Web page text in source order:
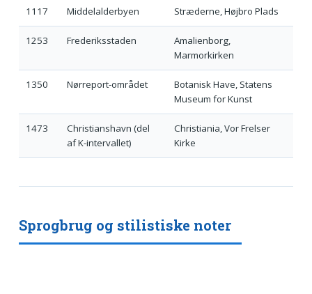
1117 Middelalderbyen Stræderne, Højbro Plads
1253 Frederiksstaden
Amalienborg,
Marmorkirken
1350 Nørreport-området
Botanisk Have, Statens
Museum for Kunst
1473
Christianshavn (del
af K-intervallet)
Christiania, Vor Frelser
Kirke
Sprogbrug og stilistiske noter